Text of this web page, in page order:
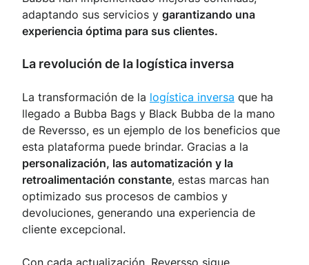
adaptando sus servicios y garantizando una
experiencia óptima para sus clientes.
La revolución de la logística inversa
La transformación de la logística inversa que ha
llegado a Bubba Bags y Black Bubba de la mano
de Reversso, es un ejemplo de los beneficios que
esta plataforma puede brindar. Gracias a la
personalización, las automatización y la
retroalimentación constante, estas marcas han
optimizado sus procesos de cambios y
devoluciones, generando una experiencia de
cliente excepcional.